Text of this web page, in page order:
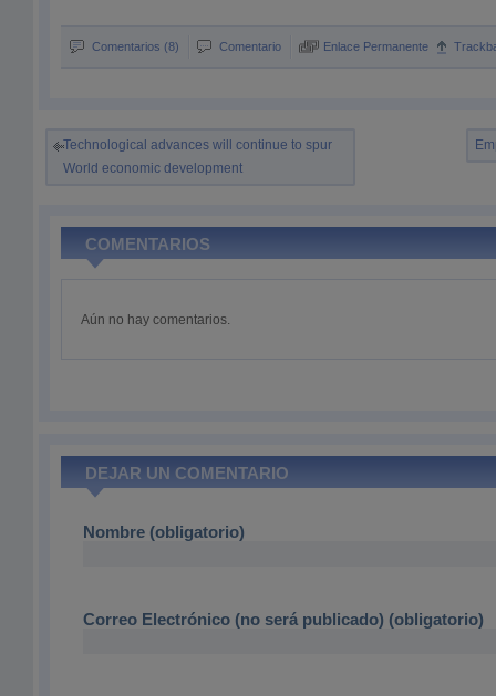
Comentarios (8) Comentario Enlace Permanente
Technological advances will continue to spur
World economic development
COMENTARIOS
Aún no hay comentarios.
DEJAR UN COMENTARIO
Nombre (obligatorio)
Correo Electrónico (no será publicado) (obligatorio)